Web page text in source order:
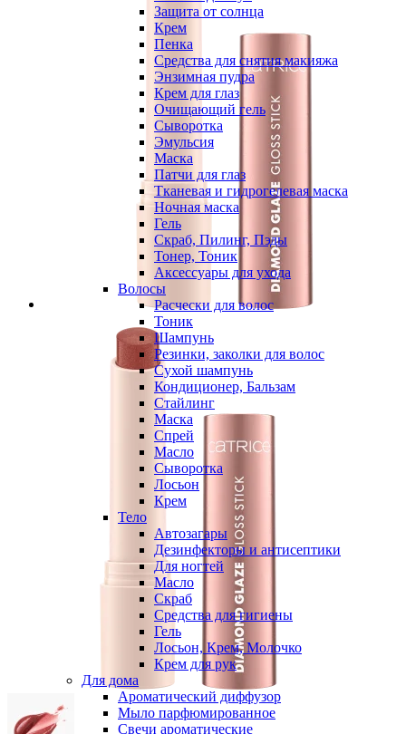
Защита от солнца
Крем
Пенка
Средства для снятия макияжа
Энзимная пудра
Крем для глаз
Очищающий гель
Сыворотка
Эмульсия
Маска
Патчи для глаз
Тканевая и гидрогелевая маска
Ночная маска
Гель
Скраб, Пилинг, Пэды
Тонер, Тоник
Аксессуары для ухода
Волосы
Расчески для волос
Тоник
Шампунь
Резинки, заколки для волос
Сухой шампунь
Кондиционер, Бальзам
Стайлинг
Маска
Спрей
Масло
Сыворотка
Лосьон
Крем
Тело
Автозагары
Дезинфекторы и антисептики
Для ногтей
Масло
Скраб
Средства для гигиены
Гель
Лосьон, Крем, Молочко
Крем для рук
Для дома
Ароматический диффузор
Мыло парфюмированное
Свечи ароматические